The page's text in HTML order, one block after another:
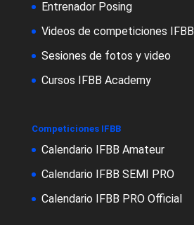
Entrenador Posing
Videos de competiciones IFBB
Sesiones de fotos y video
Cursos IFBB Academy
Competiciones IFBB
Calendario IFBB Amateur
Calendario IFBB SEMI PRO
Calendario IFBB PRO Official